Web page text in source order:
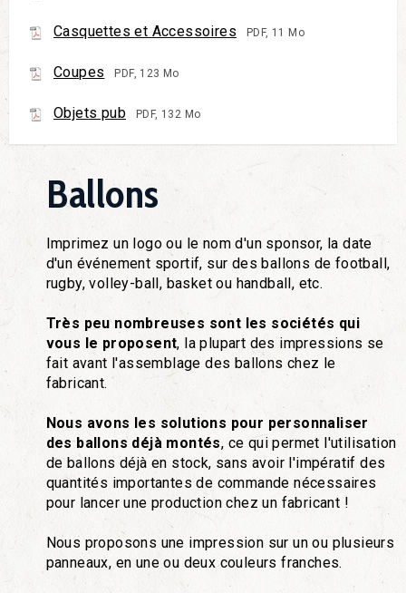
Ballons
Imprimez un logo ou le nom d'un sponsor, la date
d'un événement sportif, sur des ballons de football,
rugby, volley-ball, basket ou handball, etc.
Très peu nombreuses sont les sociétés qui
vous le proposent, la plupart des impressions se
fait avant l'assemblage des ballons chez le
fabricant.
Nous avons les solutions pour personnaliser
des ballons déjà montés, ce qui permet l'utilisation
de ballons déjà en stock, sans avoir l'impératif des
quantités importantes de commande nécessaires
pour lancer une production chez un fabricant !
Nous proposons une impression sur un ou plusieurs
panneaux, en une ou deux couleurs franches.
Casquettes et Accessoires PDF, 11 Mo
Coupes PDF, 123 Mo
Objets pub PDF, 132 Mo